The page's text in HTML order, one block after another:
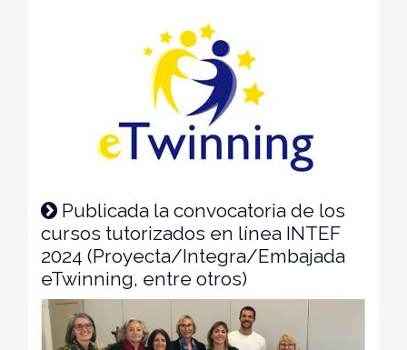
Publicada la convocatoria de los
cursos tutorizados en línea INTEF
2024 (Proyecta/Integra/Embajada
eTwinning, entre otros)